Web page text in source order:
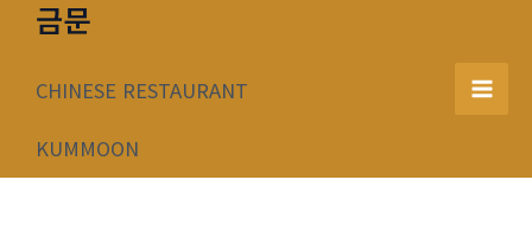
너
금문
CHINESE RESTAURANT
KUMMOON
Main